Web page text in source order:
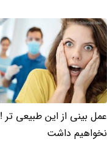
عمل بینی از این طبیعی تر !
نخواهیم داشت